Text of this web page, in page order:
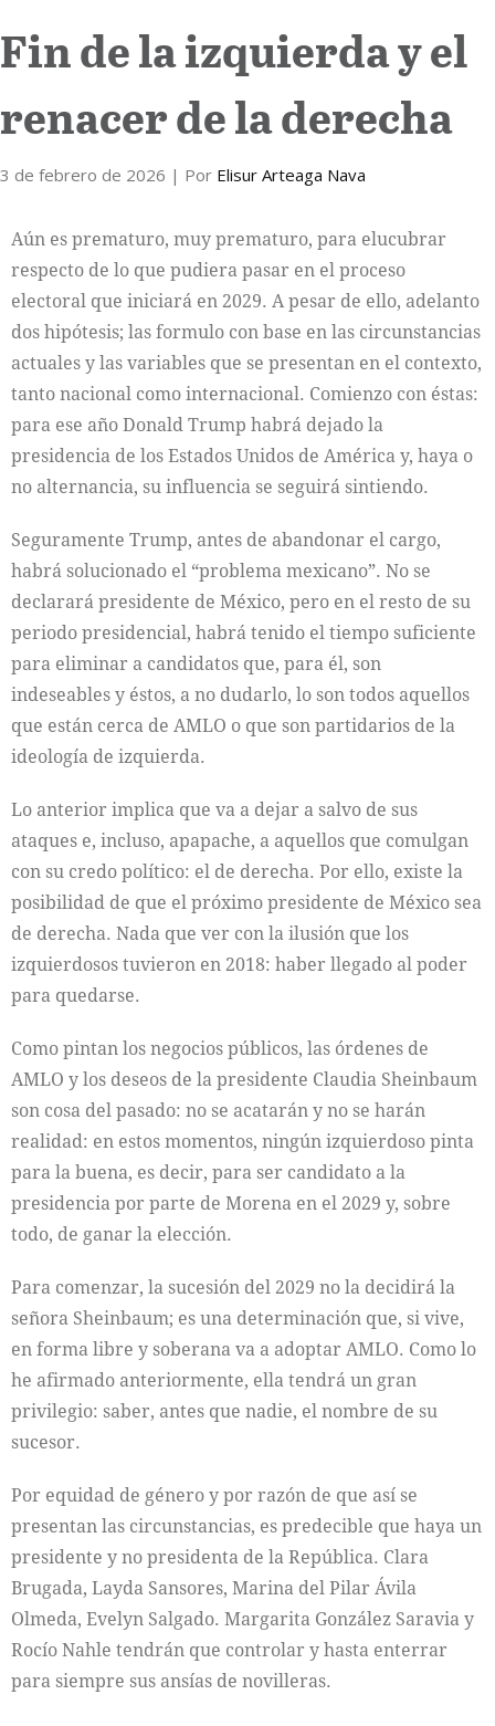
Fin de la izquierda y el
renacer de la derecha
3 de febrero de 2026 | Por Elisur Arteaga Nava
Aún es prematuro, muy prematuro, para elucubrar
respecto de lo que pudiera pasar en el proceso
electoral que iniciará en 2029. A pesar de ello, adelanto
dos hipótesis; las formulo con base en las circunstancias
actuales y las variables que se presentan en el contexto,
tanto nacional como internacional. Comienzo con éstas:
para ese año Donald Trump habrá dejado la
presidencia de los Estados Unidos de América y, haya o
no alternancia, su influencia se seguirá sintiendo.
Seguramente Trump, antes de abandonar el cargo,
habrá solucionado el “problema mexicano”. No se
declarará presidente de México, pero en el resto de su
periodo presidencial, habrá tenido el tiempo suficiente
para eliminar a candidatos que, para él, son
indeseables y éstos, a no dudarlo, lo son todos aquellos
que están cerca de AMLO o que son partidarios de la
ideología de izquierda.
Lo anterior implica que va a dejar a salvo de sus
ataques e, incluso, apapache, a aquellos que comulgan
con su credo político: el de derecha. Por ello, existe la
posibilidad de que el próximo presidente de México sea
de derecha. Nada que ver con la ilusión que los
izquierdosos tuvieron en 2018: haber llegado al poder
para quedarse.
Como pintan los negocios públicos, las órdenes de
AMLO y los deseos de la presidente Claudia Sheinbaum
son cosa del pasado: no se acatarán y no se harán
realidad: en estos momentos, ningún izquierdoso pinta
para la buena, es decir, para ser candidato a la
presidencia por parte de Morena en el 2029 y, sobre
todo, de ganar la elección.
Para comenzar, la sucesión del 2029 no la decidirá la
señora Sheinbaum; es una determinación que, si vive,
en forma libre y soberana va a adoptar AMLO. Como lo
he afirmado anteriormente, ella tendrá un gran
privilegio: saber, antes que nadie, el nombre de su
sucesor.
Por equidad de género y por razón de que así se
presentan las circunstancias, es predecible que haya un
presidente y no presidenta de la República. Clara
Brugada, Layda Sansores, Marina del Pilar Ávila
Olmeda, Evelyn Salgado. Margarita González Saravia y
Rocío Nahle tendrán que controlar y hasta enterrar
para siempre sus ansías de novilleras.